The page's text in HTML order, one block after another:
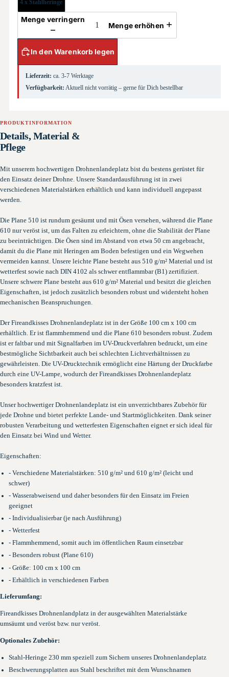
4 x Stahlheringe
Menge verringern
Menge erhöhen
In den Warenkorb legen
Lieferzeit: ca. 3-7 Werktage
Verfügbarkeit: Aktuell nicht vorrätig – gerne für Dich bestellbar
PRODUKTINFORMATION
Details, Material &
Pflege
Mit unserem hochwertigen Drohnenlandeplatz bist du bestens gerüstet für
den Einsatz deiner Drohne. Unsere Standardausführung ist in zwei
verschiedenen Materialstärken erhältlich und kann individuell angepasst
werden.
Die Plane 510 ist rundum gesäumt und mit Ösen versehen, während die Plane
610 nur veröst ist, um das Falten zu erleichtern, ohne die Stabilität der Plane
zu beeinträchtigen. Die Ösen sind im Abstand von etwa 50 cm angebracht,
damit du die Plane mit Heringen am Boden befestigen und ein Wegwehen
vermeiden kannst. Unsere leichte Plane besteht aus 510 g/m² Material und ist
wetterfest sowie nach DIN 4102 als schwer entflammbar (B1) zertifiziert.
Unsere schwere Plane besteht aus 610 g/m² Material und besitzt die gleichen
Eigenschaften, ist jedoch zusätzlich besonders robust und widersteht hohen
mechanischen Beanspruchungen.
Der Fireandkisses Drohnenlandeplatz ist in der Größe 100 cm x 100 cm
erhältlich. Er ist flammhemmend und die Plane 610 besonders robust. Zudem
ist er faltbar und mit Signalfarben im UV-Druckverfahren bedruckt, um eine
bestmögliche Sichtbarkeit auch bei schlechten Lichtverhältnissen zu
gewährleisten. Die UV-Drucktechnik ermöglicht eine Härtung der Druckfarbe
durch eine UV-Lampe, wodurch der Fireandkisses Drohnenlandeplatz
besonders kratzfest ist.
Unser hochwertiger Drohnenlandeplatz ist ein unverzichtbares Zubehör für
jede Drohne und bietet perfekte Lande- und Startmöglichkeiten. Dank seiner
robusten Verarbeitung und wetterfesten Eigenschaften eignet er sich ideal für
den Einsatz bei Wind und Wetter.
Eigenschaften:
- Verschiedene Materialstärken: 510 g/m² und 610 g/m² (leicht und
schwer)
- Wasserabweisend und daher besonders für den Einsatz im Freien
geeignet
- Individualisierbar (je nach Ausführung)
- Wetterfest
- Flammhemmend, somit auch im öffentlichen Raum einsetzbar
- Besonders robust (Plane 610)
- Größe: 100 cm x 100 cm
- Erhältlich in verschiedenen Farben
Lieferumfang:
Fireandkisses Drohnenlandplatz in der ausgewählten Materialstärke
umsäumt und veröst bzw. nur veröst.
Optionales Zubehör:
Stahl-Heringe 230 mm speziell zum Sichern unseres Drohnenlandeplatz
Beschwerungsplatten aus Stahl beschriftet mit dem Wunschnamen